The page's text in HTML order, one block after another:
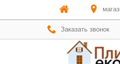
Заказать звонок